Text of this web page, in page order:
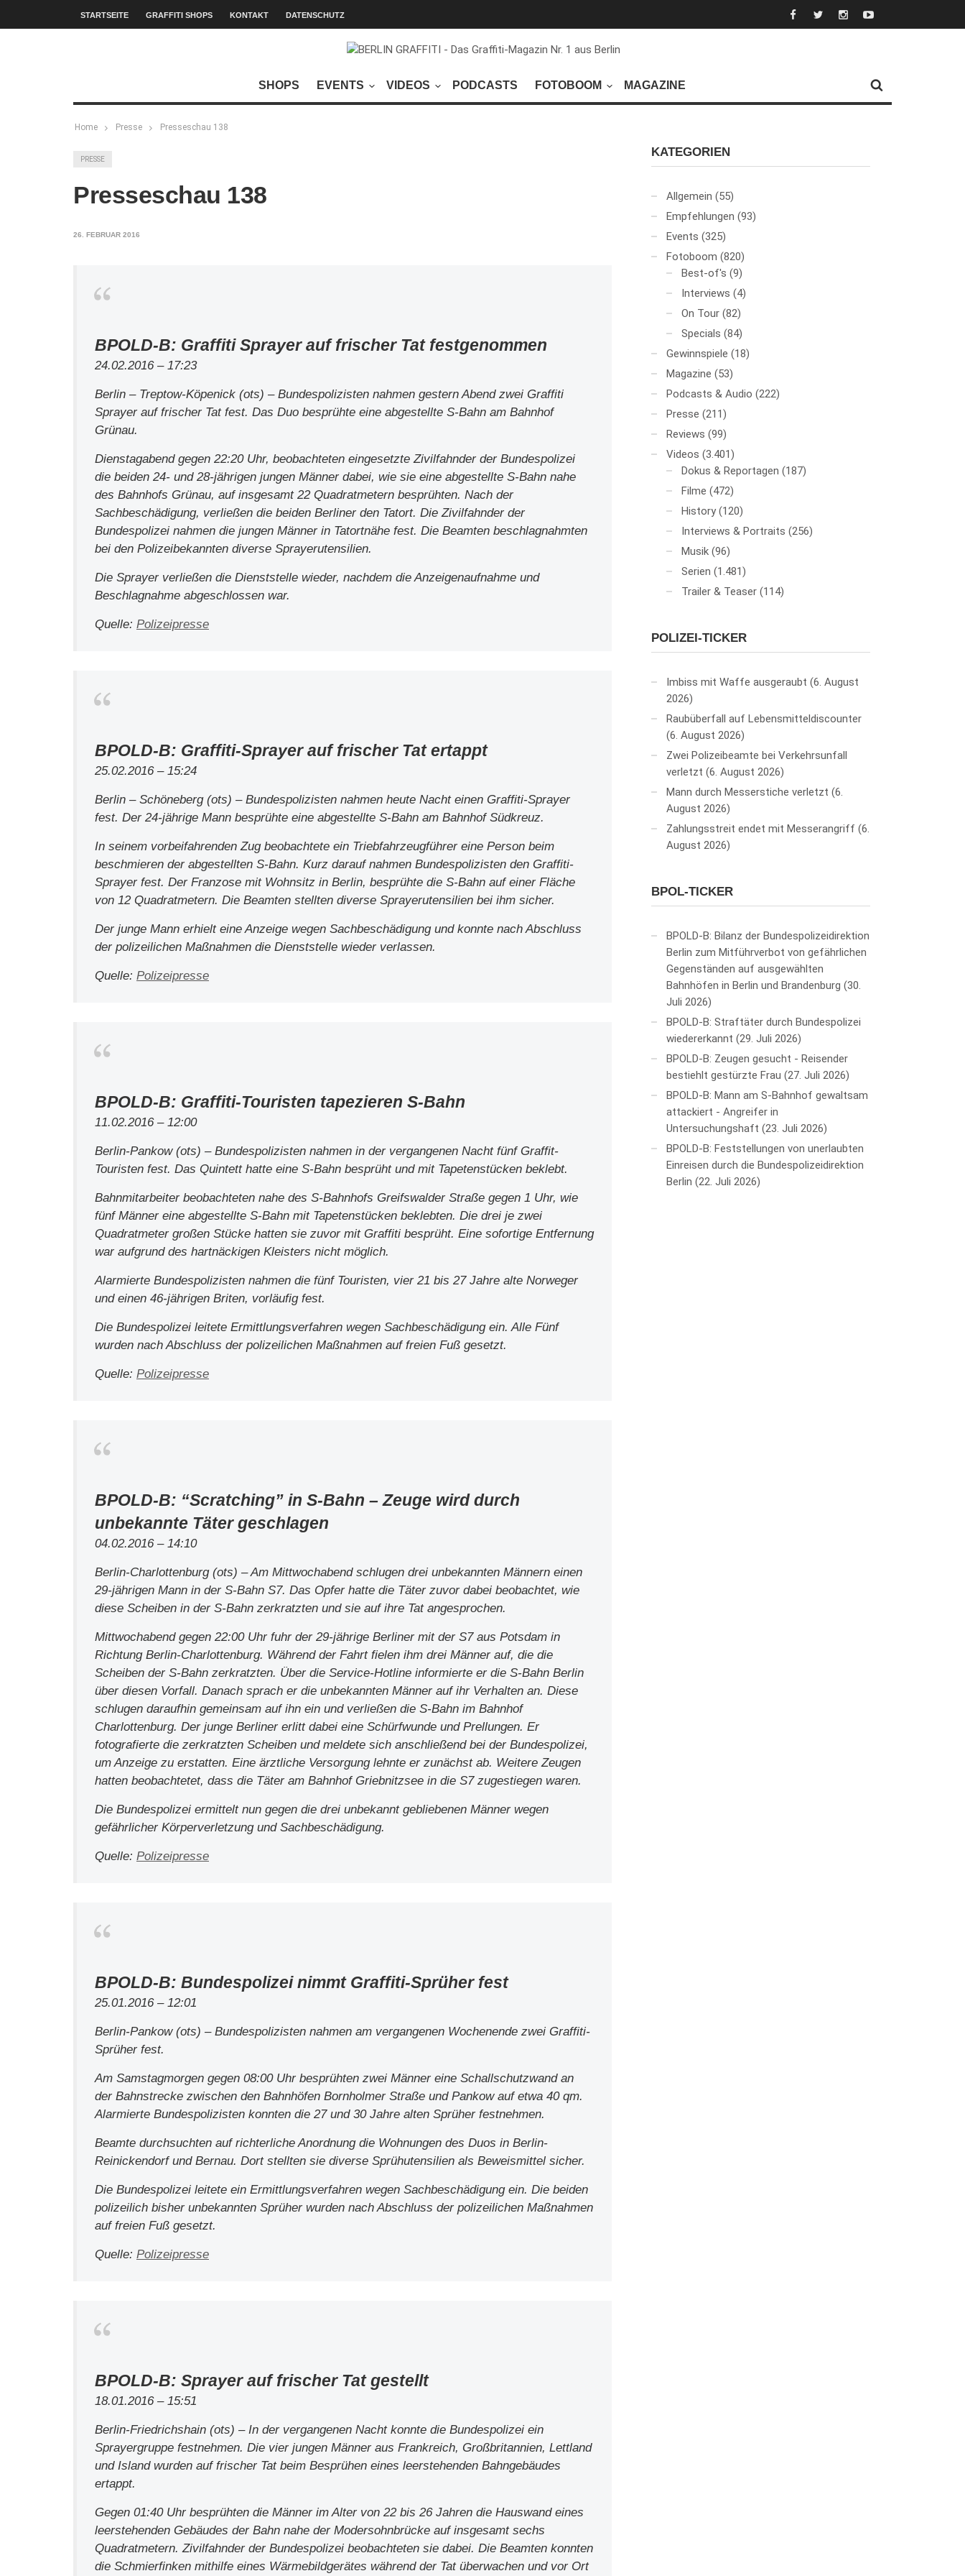
STARTSEITE GRAFFITI SHOPS KONTAKT DATENSCHUTZ
SHOPS EVENTS VIDEOS PODCASTS FOTOBOOM MAGAZINE
Home Presse Presseschau 138
PRESSE
Presseschau 138
26. FEBRUAR 2016
BPOLD-B: Graffiti Sprayer auf frischer Tat festgenommen
24.02.2016 – 17:23
Berlin – Treptow-Köpenick (ots) – Bundespolizisten nahmen gestern Abend zwei Graffiti
Sprayer auf frischer Tat fest. Das Duo besprühte eine abgestellte S-Bahn am Bahnhof
Grünau.
Dienstagabend gegen 22:20 Uhr, beobachteten eingesetzte Zivilfahnder der Bundespolizei
die beiden 24- und 28-jährigen jungen Männer dabei, wie sie eine abgestellte S-Bahn nahe
des Bahnhofs Grünau, auf insgesamt 22 Quadratmetern besprühten. Nach der
Sachbeschädigung, verließen die beiden Berliner den Tatort. Die Zivilfahnder der
Bundespolizei nahmen die jungen Männer in Tatortnähe fest. Die Beamten beschlagnahmten
bei den Polizeibekannten diverse Sprayerutensilien.
Die Sprayer verließen die Dienststelle wieder, nachdem die Anzeigenaufnahme und
Beschlagnahme abgeschlossen war.
Quelle: Polizeipresse
BPOLD-B: Graffiti-Sprayer auf frischer Tat ertappt
25.02.2016 – 15:24
Berlin – Schöneberg (ots) – Bundespolizisten nahmen heute Nacht einen Graffiti-Sprayer
fest. Der 24-jährige Mann besprühte eine abgestellte S-Bahn am Bahnhof Südkreuz.
In seinem vorbeifahrenden Zug beobachtete ein Triebfahrzeugführer eine Person beim
beschmieren der abgestellten S-Bahn. Kurz darauf nahmen Bundespolizisten den Graffiti-
Sprayer fest. Der Franzose mit Wohnsitz in Berlin, besprühte die S-Bahn auf einer Fläche
von 12 Quadratmetern. Die Beamten stellten diverse Sprayerutensilien bei ihm sicher.
Der junge Mann erhielt eine Anzeige wegen Sachbeschädigung und konnte nach Abschluss
der polizeilichen Maßnahmen die Dienststelle wieder verlassen.
Quelle: Polizeipresse
BPOLD-B: Graffiti-Touristen tapezieren S-Bahn
11.02.2016 – 12:00
Berlin-Pankow (ots) – Bundespolizisten nahmen in der vergangenen Nacht fünf Graffit-
Touristen fest. Das Quintett hatte eine S-Bahn besprüht und mit Tapetenstücken beklebt.
Bahnmitarbeiter beobachteten nahe des S-Bahnhofs Greifswalder Straße gegen 1 Uhr, wie
fünf Männer eine abgestellte S-Bahn mit Tapetenstücken beklebten. Die drei je zwei
Quadratmeter großen Stücke hatten sie zuvor mit Graffiti besprüht. Eine sofortige Entfernung
war aufgrund des hartnäckigen Kleisters nicht möglich.
Alarmierte Bundespolizisten nahmen die fünf Touristen, vier 21 bis 27 Jahre alte Norweger
und einen 46-jährigen Briten, vorläufig fest.
Die Bundespolizei leitete Ermittlungsverfahren wegen Sachbeschädigung ein. Alle Fünf
wurden nach Abschluss der polizeilichen Maßnahmen auf freien Fuß gesetzt.
Quelle: Polizeipresse
BPOLD-B: “Scratching” in S-Bahn – Zeuge wird durch
unbekannte Täter geschlagen
04.02.2016 – 14:10
Berlin-Charlottenburg (ots) – Am Mittwochabend schlugen drei unbekannten Männern einen
29-jährigen Mann in der S-Bahn S7. Das Opfer hatte die Täter zuvor dabei beobachtet, wie
diese Scheiben in der S-Bahn zerkratzten und sie auf ihre Tat angesprochen.
Mittwochabend gegen 22:00 Uhr fuhr der 29-jährige Berliner mit der S7 aus Potsdam in
Richtung Berlin-Charlottenburg. Während der Fahrt fielen ihm drei Männer auf, die die
Scheiben der S-Bahn zerkratzten. Über die Service-Hotline informierte er die S-Bahn Berlin
über diesen Vorfall. Danach sprach er die unbekannten Männer auf ihr Verhalten an. Diese
schlugen daraufhin gemeinsam auf ihn ein und verließen die S-Bahn im Bahnhof
Charlottenburg. Der junge Berliner erlitt dabei eine Schürfwunde und Prellungen. Er
fotografierte die zerkratzten Scheiben und meldete sich anschließend bei der Bundespolizei,
um Anzeige zu erstatten. Eine ärztliche Versorgung lehnte er zunächst ab. Weitere Zeugen
hatten beobachtetet, dass die Täter am Bahnhof Griebnitzsee in die S7 zugestiegen waren.
Die Bundespolizei ermittelt nun gegen die drei unbekannt gebliebenen Männer wegen
gefährlicher Körperverletzung und Sachbeschädigung.
Quelle: Polizeipresse
BPOLD-B: Bundespolizei nimmt Graffiti-Sprüher fest
25.01.2016 – 12:01
Berlin-Pankow (ots) – Bundespolizisten nahmen am vergangenen Wochenende zwei Graffiti-
Sprüher fest.
Am Samstagmorgen gegen 08:00 Uhr besprühten zwei Männer eine Schallschutzwand an
der Bahnstrecke zwischen den Bahnhöfen Bornholmer Straße und Pankow auf etwa 40 qm.
Alarmierte Bundespolizisten konnten die 27 und 30 Jahre alten Sprüher festnehmen.
Beamte durchsuchten auf richterliche Anordnung die Wohnungen des Duos in Berlin-
Reinickendorf und Bernau. Dort stellten sie diverse Sprühutensilien als Beweismittel sicher.
Die Bundespolizei leitete ein Ermittlungsverfahren wegen Sachbeschädigung ein. Die beiden
polizeilich bisher unbekannten Sprüher wurden nach Abschluss der polizeilichen Maßnahmen
auf freien Fuß gesetzt.
Quelle: Polizeipresse
BPOLD-B: Sprayer auf frischer Tat gestellt
18.01.2016 – 15:51
Berlin-Friedrichshain (ots) – In der vergangenen Nacht konnte die Bundespolizei ein
Sprayergruppe festnehmen. Die vier jungen Männer aus Frankreich, Großbritannien, Lettland
und Island wurden auf frischer Tat beim Besprühen eines leerstehenden Bahngebäudes
ertappt.
Gegen 01:40 Uhr besprühten die Männer im Alter von 22 bis 26 Jahren die Hauswand eines
leerstehenden Gebäudes der Bahn nahe der Modersohnbrücke auf insgesamt sechs
Quadratmetern. Zivilfahnder der Bundespolizei beobachteten sie dabei. Die Beamten konnten
die Schmierfinken mithilfe eines Wärmebildgerätes während der Tat überwachen und vor Ort
KATEGORIEN
Allgemein (55)
Empfehlungen (93)
Events (325)
Fotoboom (820)
Best-of's (9)
Interviews (4)
On Tour (82)
Specials (84)
Gewinnspiele (18)
Magazine (53)
Podcasts & Audio (222)
Presse (211)
Reviews (99)
Videos (3.401)
Dokus & Reportagen (187)
Filme (472)
History (120)
Interviews & Portraits (256)
Musik (96)
Serien (1.481)
Trailer & Teaser (114)
POLIZEI-TICKER
Imbiss mit Waffe ausgeraubt 6. August
2026
Raubüberfall auf Lebensmitteldiscounter
6. August 2026
Zwei Polizeibeamte bei Verkehrsunfall
verletzt 6. August 2026
Mann durch Messerstiche verletzt 6.
August 2026
Zahlungsstreit endet mit Messerangriff 6.
August 2026
BPOL-TICKER
BPOLD-B: Bilanz der Bundespolizeidirektion
Berlin zum Mitführverbot von gefährlichen
Gegenständen auf ausgewählten
Bahnhöfen in Berlin und Brandenburg 30.
Juli 2026
BPOLD-B: Straftäter durch Bundespolizei
wiedererkannt 29. Juli 2026
BPOLD-B: Zeugen gesucht - Reisender
bestiehlt gestürzte Frau 27. Juli 2026
BPOLD-B: Mann am S-Bahnhof gewaltsam
attackiert - Angreifer in
Untersuchungshaft 23. Juli 2026
BPOLD-B: Feststellungen von unerlaubten
Einreisen durch die Bundespolizeidirektion
Berlin 22. Juli 2026